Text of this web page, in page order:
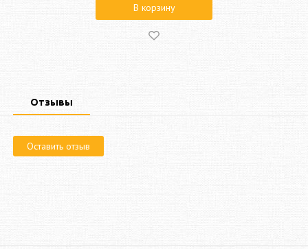
В корзину
Отзывы
Оставить отзыв